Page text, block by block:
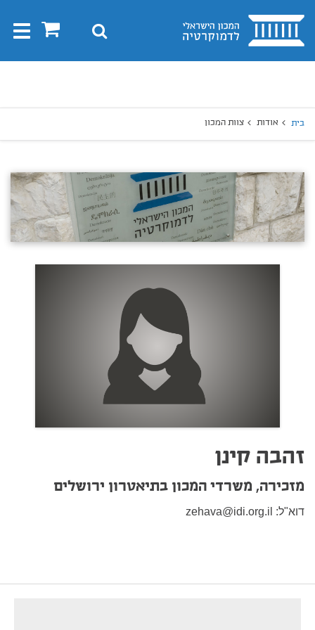
בית 0 חיפוש
בית אודות צוות המכון
זהבה קינן
מזכירה, משרדי המכון בתיאטרון ירושלים
דוא"ל: zehava@idi.org.il